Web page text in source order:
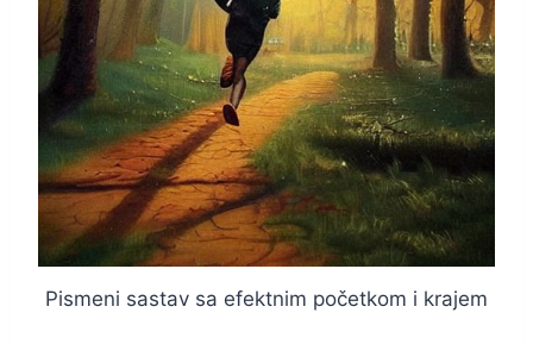
Pismeni sastav sa efektnim početkom i krajem